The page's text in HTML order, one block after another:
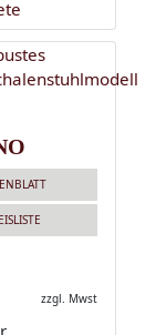
zzgl. Mwst